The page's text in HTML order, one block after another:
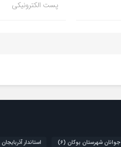
پست الکترونیکی
شهرستان بوکان (6) استاندار